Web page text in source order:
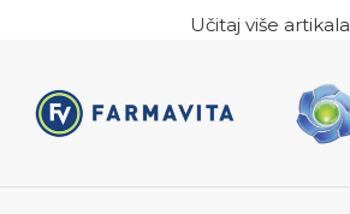
Učitaj više artikala